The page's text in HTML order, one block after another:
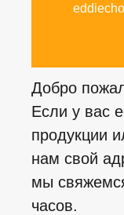
Добро
Если у вас
продукции
нам свой
мы
часов.